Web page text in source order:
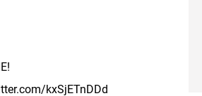
kxSjETnDDd